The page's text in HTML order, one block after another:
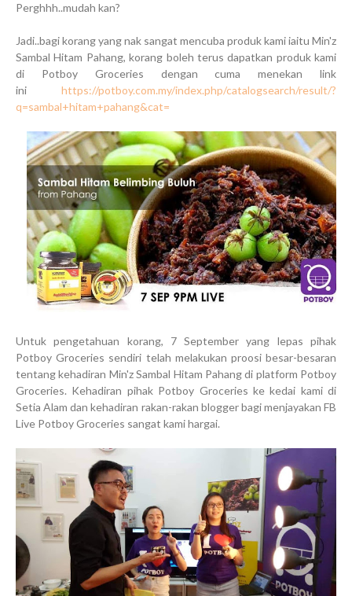
Perghhh..mudah kan?
Jadi..bagi korang yang nak sangat mencuba produk kami iaitu Min'z
Sambal Hitam Pahang, korang boleh terus dapatkan produk kami
di Potboy Groceries dengan cuma menekan link
ini https://potboy.com.my/index.php/catalogsearch/result/?
q=sambal+hitam+pahang&cat=
Untuk pengetahuan korang, 7 September yang lepas pihak
Potboy Groceries sendiri telah melakukan proosi besar-besaran
tentang kehadiran Min'z Sambal Hitam Pahang di platform Potboy
Groceries. Kehadiran pihak Potboy Groceries ke kedai kami di
Setia Alam dan kehadiran rakan-rakan blogger bagi menjayakan FB
Live Potboy Groceries sangat kami hargai.